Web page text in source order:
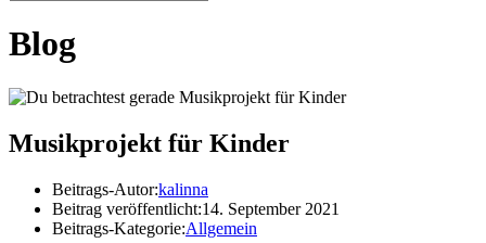
Blog
Musikprojekt für Kinder
Beitrags-Autor:kalinna
Beitrag veröffentlicht:14. September 2021
Beitrags-Kategorie:Allgemein